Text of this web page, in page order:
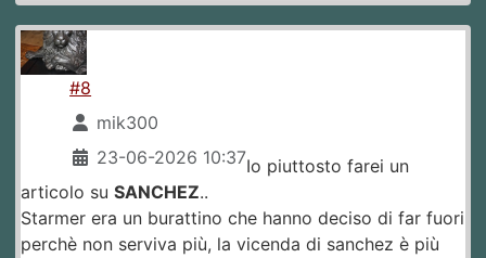
#8
mik300
23-06-2026 10:37Io piuttosto farei un
articolo su SANCHEZ..
Starmer era un burattino che hanno deciso di far fuori
perchè non serviva più, la vicenda di sanchez è più